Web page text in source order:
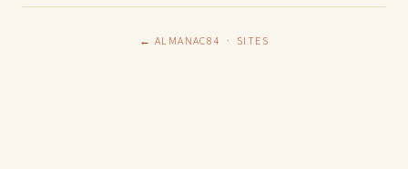
← ALMANAC84 · SITES